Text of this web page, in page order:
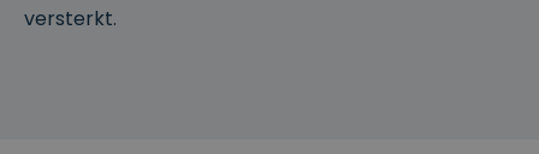
versterkt.